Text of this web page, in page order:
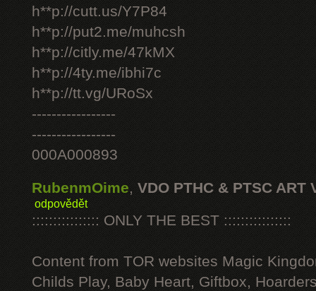
h**p://cutt.us/Y7P84
h**p://put2.me/muhcsh
h**p://citly.me/47kMX
h**p://4ty.me/ibhi7c
h**p://tt.vg/URoSx
-----------------
-----------------
000A000893
RubenmOime, VDO PTHC & PTSC ART
odpovědět
:::::::::::::::: ONLY THE BEST ::::::::::::::::
Content from TOR websites Magic
Childs Play, Baby Heart, Giftbox,